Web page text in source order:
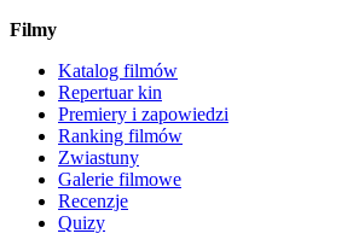
Filmy
Katalog filmów
Repertuar kin
Premiery i zapowiedzi
Ranking filmów
Zwiastuny
Galerie filmowe
Recenzje
Quizy